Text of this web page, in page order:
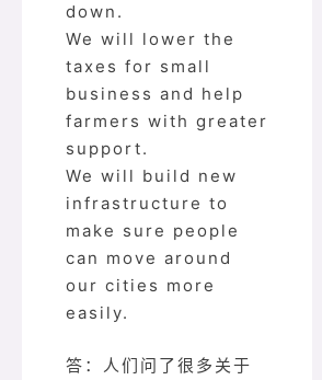
down.
We will lower the
taxes for small
business and help
farmers with greater
support.
We will build new
infrastructure to
make sure people
can move around
our cities more
easily.
答：人们问了很多关于